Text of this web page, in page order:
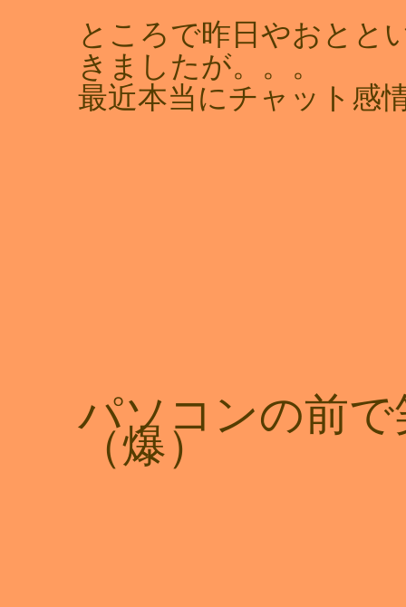
ところで昨日やおとと
きましたが。。。
最近本当にチャット感
パソコンの前
（爆）